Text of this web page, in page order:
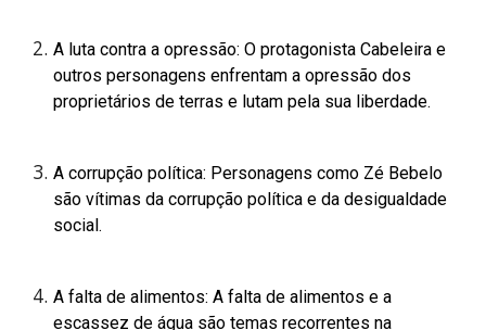
A luta contra a opressão: O protagonista Cabeleira e
outros personagens enfrentam a opressão dos
proprietários de terras e lutam pela sua liberdade.
A corrupção política: Personagens como Zé Bebelo
são vítimas da corrupção política e da desigualdade
social.
A falta de alimentos: A falta de alimentos e a
escassez de água são temas recorrentes na